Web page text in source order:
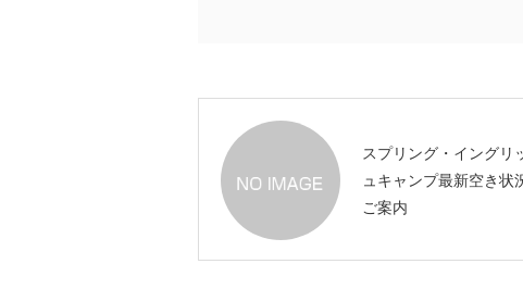
スプリング・イングリ
ュキャンプ最新空き状
ご案内